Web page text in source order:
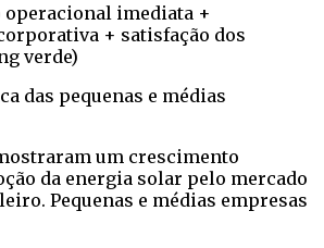
operacional imediata +
+ satisfação dos
verde)
das pequenas e médias
um crescimento
da energia solar pelo mercado
Pequenas e médias empresas